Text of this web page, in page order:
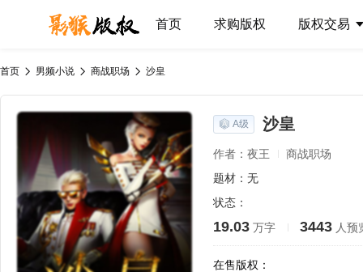
首页 求购版权 版权交易
首页 男频小说 商战职场 沙皇
A级 沙皇
作者：夜王
商战职场
题材：无
状态：
19.03 万字 3443 人预
在售版权：